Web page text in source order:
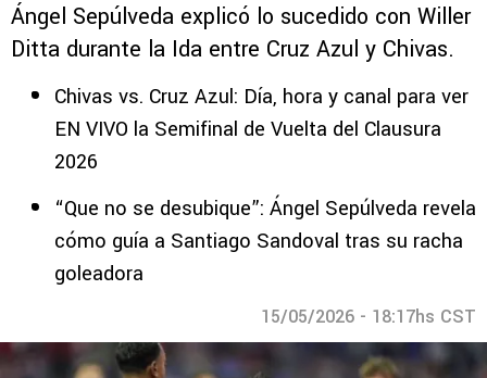
Ángel Sepúlveda explicó lo sucedido con Willer
Ditta durante la Ida entre Cruz Azul y Chivas.
Chivas vs. Cruz Azul: Día, hora y canal para ver
EN VIVO la Semifinal de Vuelta del Clausura
2026
“Que no se desubique”: Ángel Sepúlveda revela
cómo guía a Santiago Sandoval tras su racha
goleadora
15/05/2026 - 18:17hs CST